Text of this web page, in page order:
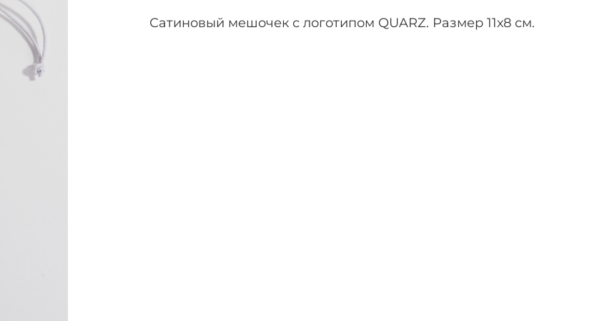
Сатиновый мешочек с логотипом QUARZ. Размер 11х8 см.